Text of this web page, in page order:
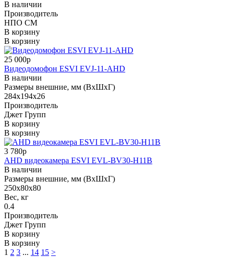
В наличии
Производитель
НПО СМ
В корзину
В корзину
25 000р
Видеодомофон ESVI EVJ-11-AHD
В наличии
Размеры внешние, мм (ВхШхГ)
284х194х26
Производитель
Джет Групп
В корзину
В корзину
3 780р
AHD видеокамера ESVI EVL-BV30-H11B
В наличии
Размеры внешние, мм (ВхШхГ)
250х80х80
Вес, кг
0.4
Производитель
Джет Групп
В корзину
В корзину
1 2 3 ... 14 15 >